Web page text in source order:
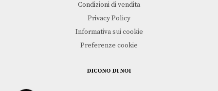
Condizioni di vendita
Privacy Policy
Informativa sui cookie
Preferenze cookie
DICONO DI NOI